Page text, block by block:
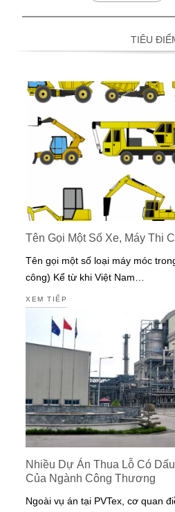
TIÊU
Tên Gọi Một Số Xe, Máy Thi
Tên gọi một số loại máy móc
công) Kể từ khi Việt Nam…
XEM TIẾP
Nhiều Dự Án Thua Lỗ Có
Của Ngành Công Thương
Ngoài vụ án tại PVTex, cơ quan